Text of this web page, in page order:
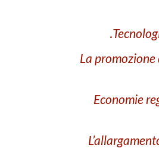
La promozione
Economie